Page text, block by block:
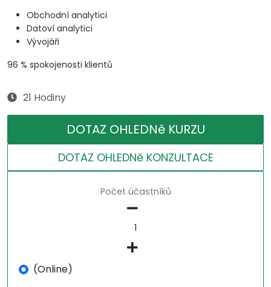
Obchodní analytici
Datoví analytici
Vývojáři
96 % spokojenosti klientů
21 Hodiny
DOTAZ OHLEDNě KURZU
DOTAZ OHLEDNě KONZULTACE
Počet účastníků
(Online)